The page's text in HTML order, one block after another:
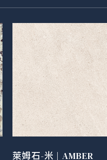
萊姆石-米 | AMBER